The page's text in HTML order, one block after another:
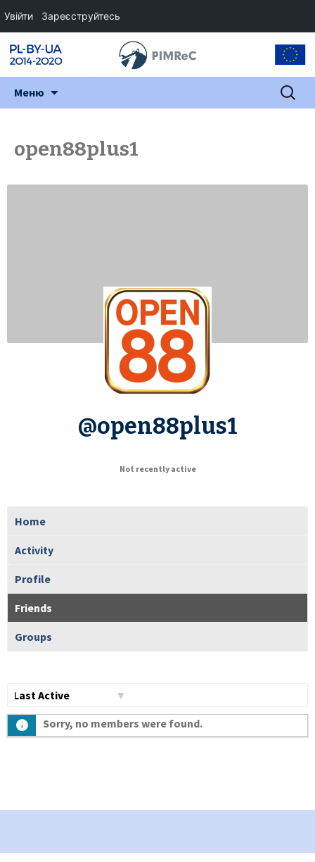
Меню Пошук:
open88plus1
@open88plus1
Not recently active
Home
Activity
Profile
Friends
Groups
Sorry, no members were found.
Увійти Зареєструйтесь